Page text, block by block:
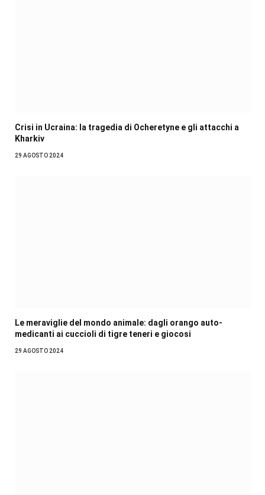
Crisi in Ucraina: la tragedia di Ocheretyne e gli attacchi a
Kharkiv
29 AGOSTO 2024
Le meraviglie del mondo animale: dagli orango auto-
medicanti ai cuccioli di tigre teneri e giocosi
29 AGOSTO 2024